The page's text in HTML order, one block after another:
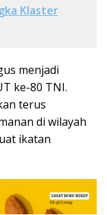
Klaster
menjadi
ke-80 TNI.
terus
di wilayah
ikatan